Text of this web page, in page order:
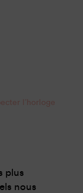
l’horloge
plus
nous